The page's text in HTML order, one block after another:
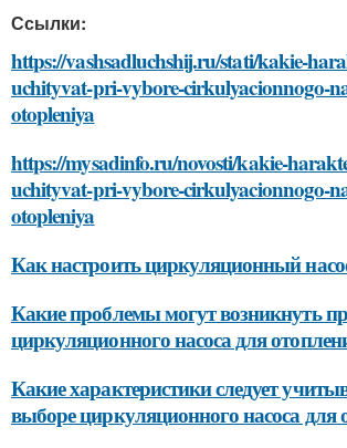
Ссылки:
https://vashsadluchshij.ru/stati/kakie-
uchityvat-pri-vybore-cirkulyacionnogo-
otopleniya
https://mysadinfo.ru/novosti/kakie-
uchityvat-pri-vybore-cirkulyacionnogo-
otopleniya
Как настроить циркуляционный
Какие проблемы могут возникнуть
циркуляционного насоса для
Какие характеристики следует
выборе циркуляционного насоса для